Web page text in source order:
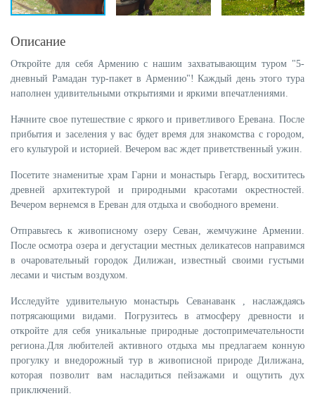
Описание
Откройте для себя Армению с нашим захватывающим туром "5-
дневный Рамадан тур-пакет в Армению"! Каждый день этого тура
наполнен удивительными открытиями и яркими впечатлениями.
Начните свое путешествие с яркого и приветливого Еревана. После
прибытия и заселения у вас будет время для знакомства с городом,
его культурой и историей. Вечером вас ждет приветственный ужин.
Посетите знаменитые храм Гарни и монастырь Гегард, восхититесь
древней архитектурой и природными красотами окрестностей.
Вечером вернемся в Ереван для отдыха и свободного времени.
Отправьтесь к живописному озеру Севан, жемчужине Армении.
После осмотра озера и дегустации местных деликатесов направимся
в очаровательный городок Дилижан, известный своими густыми
лесами и чистым воздухом.
Исследуйте удивительную монастырь Севанаванк , наслаждаясь
потрясающими видами. Погрузитесь в атмосферу древности и
откройте для себя уникальные природные достопримечательности
региона.Для любителей активного отдыха мы предлагаем конную
прогулку и внедорожный тур в живописной природе Дилижана,
которая позволит вам насладиться пейзажами и ощутить дух
приключений.